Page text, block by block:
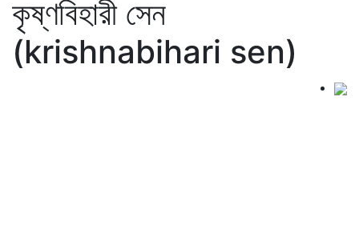
কৃষ্ণবিহারী সেন
(krishnabihari sen)